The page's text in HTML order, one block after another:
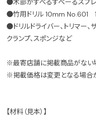
●木部がすべるすべーるス
●竹用ドリル 10mm No.601
●ドリルドライバー、トリマー、
クランプ、スポンジなど
※最寄店舗に掲載商品がない
※掲載価格は変更となる場合
【材料（見本）】